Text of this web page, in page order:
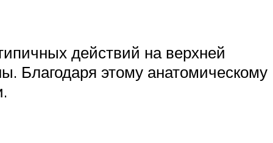
действий на верхней
Благодаря этому анатомическому